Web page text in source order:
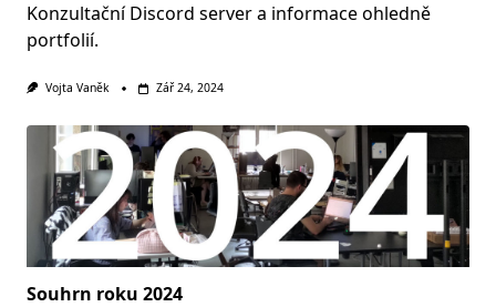
Konzultační Discord server a informace ohledně
portfolií.
Vojta Vaněk Zář 24, 2024
Souhrn roku 2024